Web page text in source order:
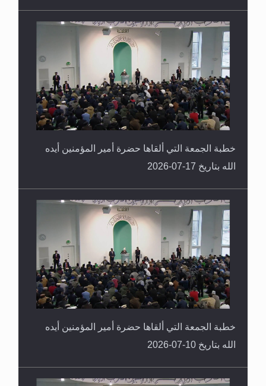
خطبة الجمعة التي ألقاها حضرة أمير المؤمنين أيده
الله بتاريخ 17-07-2026
خطبة الجمعة التي ألقاها حضرة أمير المؤمنين أيده
الله بتاريخ 10-07-2026